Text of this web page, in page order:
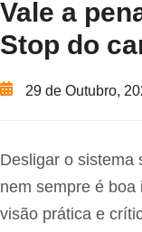
Vale a
Stop do
29 de Outubro,
Desligar o sistema
nem sempre é boa
visão prática e